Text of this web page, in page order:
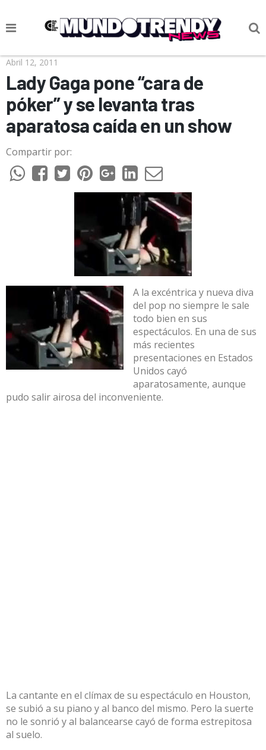
NOTICIAS
CULTURA POP
CIENCIA Y TECNOLOGÍA
VIDA
SOCIEDAD
CULTURIZANDO.COM
Abril 12, 2011
Lady Gaga pone “cara de
póker” y se levanta tras
aparatosa caída en un show
Compartir por:
A la excéntrica y nueva diva
del pop no siempre le sale
todo bien en sus
espectáculos. En una de sus
más recientes
presentaciones en Estados
Unidos cayó
aparatosamente, aunque
pudo salir airosa del inconveniente.
La cantante en el clímax de su espectáculo en Houston,
se subió a su piano y al banco del mismo. Pero la suerte
no le sonrió y al balancearse cayó de forma estrepitosa
al suelo.